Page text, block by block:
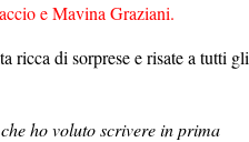
e Mavina Graziani.
ricca di sorprese e risate a tutti gli
ho voluto scrivere in prima